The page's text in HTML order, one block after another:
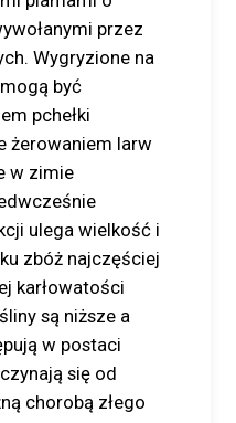
przez
Wygryzione na
być
pchełki
żerowaniem larw
w zimie
ulega wielkość i
zbóż najczęściej
karłowatości
są niższe a
w postaci
się od
chorobą złego